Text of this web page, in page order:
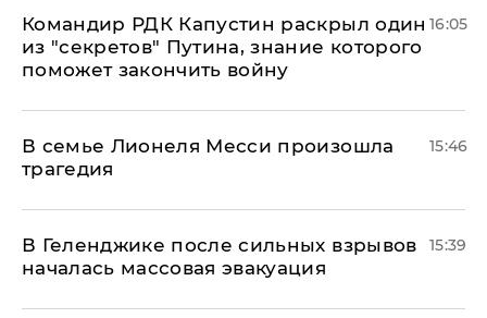
Командир РДК Капустин раскрыл один
из "секретов" Путина, знание которого
поможет закончить войну
16:05
В семье Лионеля Месси произошла
трагедия
15:46
В Геленджике после сильных взрывов
началась массовая эвакуация
15:39